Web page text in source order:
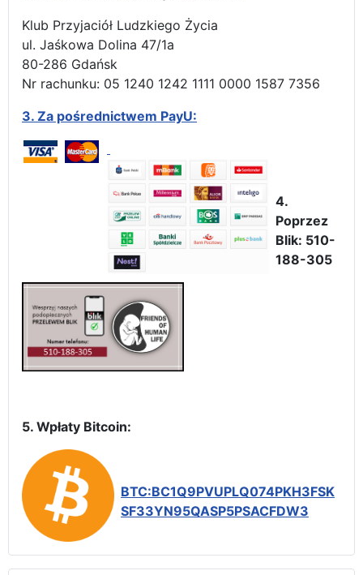
Klub Przyjaciół Ludzkiego Życia
ul. Jaśkowa Dolina 47/1a
80-286 Gdańsk
Nr rachunku: 05 1240 1242 1111 0000 1587 7356
3. Za pośrednictwem PayU:
4.
Poprzez
Blik: 510-
188-305
5. Wpłaty Bitcoin:
BTC:BC1Q9PVUPLQ074PKH3FSK
SF33YN95QASP5PSACFDW3